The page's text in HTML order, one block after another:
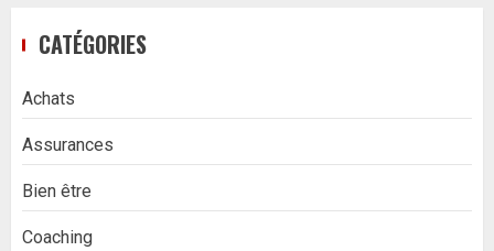
CATÉGORIES
Achats
Assurances
Bien être
Coaching